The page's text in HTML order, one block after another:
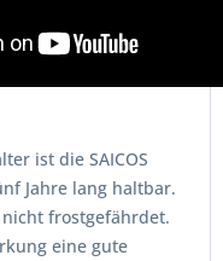
ist die SAICOS
Jahre lang haltbar.
frostgefährdet.
eine gute